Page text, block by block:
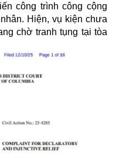
công trình công cộng
Hiện, vụ kiện chưa
chờ tranh tụng tại tòa